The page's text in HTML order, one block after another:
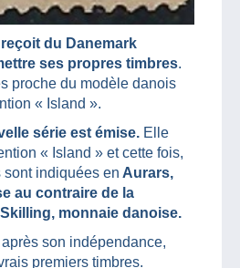
reçoit du Danemark
ses propres timbres.
proche du modèle danois
« Island ».
série est émise. Elle
« Island » et cette fois,
sont indiquées en Aurars,
au contraire de la
monnaie danoise.
son indépendance,
premiers timbres.